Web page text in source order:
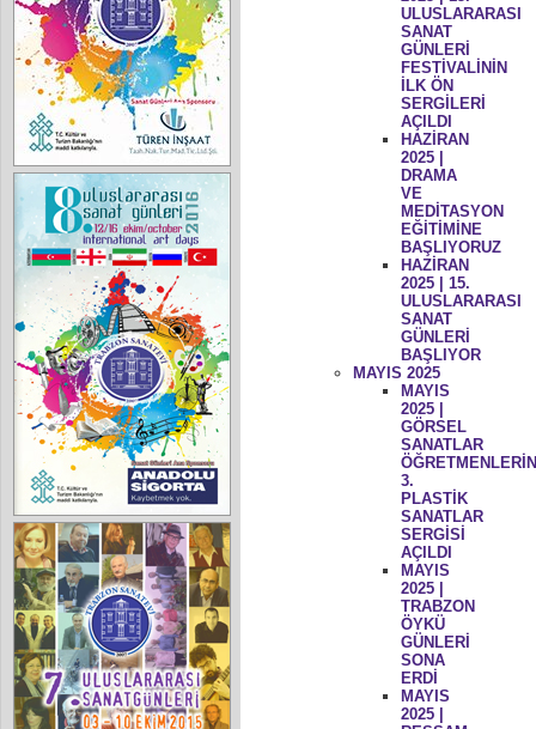
ULUSLARARASI
SANAT
GÜNLERİ
FESTİVALİNİN
İLK ÖN
SERGİLERİ
AÇILDI
HAZİRAN
2025 |
DRAMA
VE
MEDİTASYON
EĞİTİMİNE
BAŞLIYORUZ
HAZİRAN
2025 | 15.
ULUSLARARASI
SANAT
GÜNLERİ
BAŞLIYOR
MAYIS 2025
MAYIS
2025 |
GÖRSEL
SANATLAR
3.
PLASTİK
SANATLAR
SERGİSİ
AÇILDI
MAYIS
2025 |
TRABZON
ÖYKÜ
GÜNLERİ
SONA
ERDİ
MAYIS
2025 |